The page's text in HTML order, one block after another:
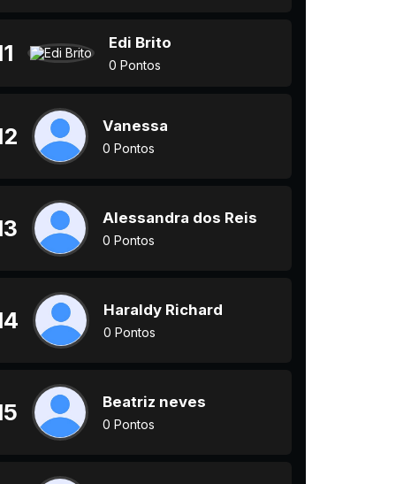
Edi Brito
0 Pontos
Vanessa
0 Pontos
Alessandra dos Reis
0 Pontos
Haraldy Richard
0 Pontos
Beatriz neves
0 Pontos